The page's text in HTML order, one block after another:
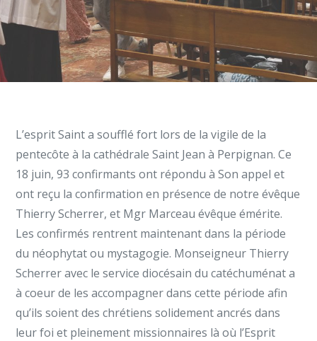
L’esprit Saint a soufflé fort lors de la vigile de la
pentecôte à la cathédrale Saint Jean à Perpignan. Ce
18 juin, 93 confirmants ont répondu à Son appel et
ont reçu la confirmation en présence de notre évêque
Thierry Scherrer, et Mgr Marceau évêque émérite.
Les confirmés rentrent maintenant dans la période
du néophytat ou mystagogie. Monseigneur Thierry
Scherrer avec le service diocésain du catéchuménat a
à coeur de les accompagner dans cette période afin
qu’ils soient des chrétiens solidement ancrés dans
leur foi et pleinement missionnaires là où l’Esprit